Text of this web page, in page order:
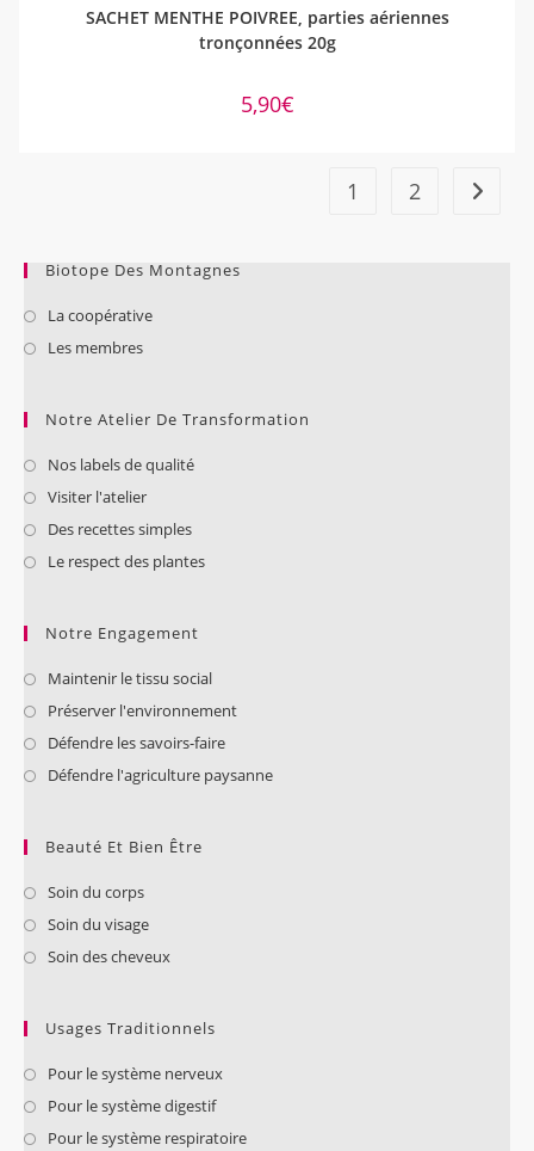
SACHET MENTHE POIVREE, parties aériennes
tronçonnées 20g
5,90€
1 2
Biotope Des Montagnes
La coopérative
Les membres
Notre Atelier De Transformation
Nos labels de qualité
Visiter l'atelier
Des recettes simples
Le respect des plantes
Notre Engagement
Maintenir le tissu social
Préserver l'environnement
Défendre les savoirs-faire
Défendre l'agriculture paysanne
Beauté Et Bien Être
Soin du corps
Soin du visage
Soin des cheveux
Usages Traditionnels
Pour le système nerveux
Pour le système digestif
Pour le système respiratoire